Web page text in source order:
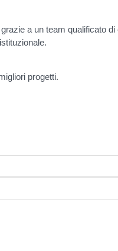
a un team qualificato
progetti.